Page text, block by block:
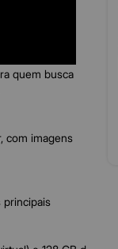
quem busca
com imagens
principais